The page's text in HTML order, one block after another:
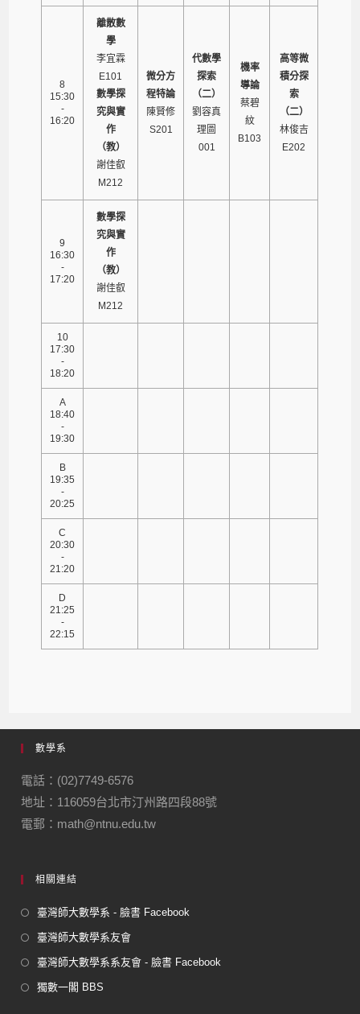
8
15:30
-
16:20
離散數
學
李宜霖
E101
數學探
究與實
作
（教）
謝佳叡
M212
微分方
程特論
陳賢修
S201
代數學
探索
（二）
劉容真
理圖
001
機率
導論
蔡碧
紋
B103
高等微
積分探
索
（二）
林俊吉
E202
9
16:30
-
17:20
數學探
究與實
作
（教）
謝佳叡
M212
10
17:30
-
18:20
A
18:40
-
19:30
B
19:35
-
20:25
C
20:30
-
21:20
D
21:25
-
22:15
數學系
電話：(02)7749-6576
地址：116059台北市汀州路四段88號
電郵：math@ntnu.edu.tw
相關連結
臺灣師大數學系 - 臉書 Facebook
臺灣師大數學系友會
臺灣師大數學系系友會 - 臉書 Facebook
獨數一閣 BBS